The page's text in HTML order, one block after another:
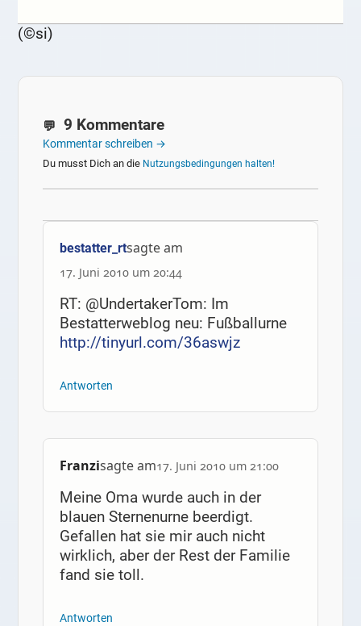
(©si)
9 Kommentare
Kommentar schreiben →
Du musst Dich an die Nutzungsbedingungen halten!
bestatter_rtsagte am
17. Juni 2010 um 20:44
RT: @UndertakerTom: Im
Bestatterweblog neu: Fußballurne
http://tinyurl.com/36aswjz
Antworten
Franzisagte am17. Juni 2010 um 21:00
Meine Oma wurde auch in der
blauen Sternenurne beerdigt.
Gefallen hat sie mir auch nicht
wirklich, aber der Rest der Familie
fand sie toll.
Antworten